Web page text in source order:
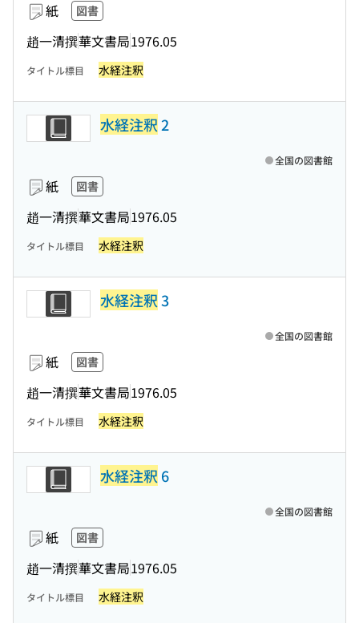
紙 図書
趙一清撰華文書局1976.05
タイトル標目 水経注釈
水経注釈2
紙 図書
趙一清撰華文書局1976.05
全国の図書館
タイトル標目 水経注釈
水経注釈3
紙 図書
趙一清撰華文書局1976.05
全国の図書館
タイトル標目 水経注釈
水経注釈 6
紙 図書
趙一清撰華文書局1976.05
全国の図書館
タイトル標目 水経注釈